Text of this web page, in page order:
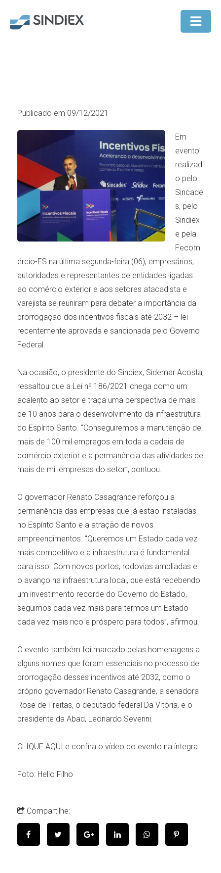
Publicado em 09/12/2021
Em
evento
realizad
o pelo
Sincade
s, pelo
Sindiex
e pela
Fecom
ércio-ES na última segunda-feira (06), empresários,
autoridades e representantes de entidades ligadas
ao comércio exterior e aos setores atacadista e
varejista se reuniram para debater a importância da
prorrogação dos incentivos fiscais até 2032 – lei
recentemente aprovada e sancionada pelo Governo
Federal.
Na ocasião, o presidente do Sindiex, Sidemar Acosta,
ressaltou que a Lei nº 186/2021 chega como um
acalento ao setor e traça uma perspectiva de mais
de 10 anos para o desenvolvimento da infraestrutura
do Espírito Santo. “Conseguiremos a manutenção de
mais de 100 mil empregos em toda a cadeia de
comércio exterior e a permanência das atividades de
mais de mil empresas do setor”, pontuou.
O governador Renato Casagrande reforçou a
permanência das empresas que já estão instaladas
no Espírito Santo e a atração de novos
empreendimentos. “Queremos um Estado cada vez
mais competitivo e a infraestrutura é fundamental
para isso. Com novos portos, rodovias ampliadas e
o avanço na infraestrutura local, que está recebendo
um investimento recorde do Governo do Estado,
seguimos cada vez mais para termos um Estado
cada vez mais rico e próspero para todos”, afirmou.
O evento também foi marcado pelas homenagens a
alguns nomes que foram essenciais no processo de
prorrogação desses incentivos até 2032, como o
próprio governador Renato Casagrande, a senadora
Rose de Freitas, o deputado federal Da Vitória, e o
presidente da Abad, Leonardo Severini.
CLIQUE AQUI e confira o vídeo do evento na íntegra.
Foto: Helio Filho
Compartilhe: